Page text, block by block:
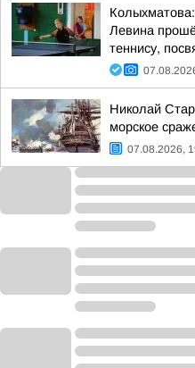
Левина
теннису,
Николай
морское
07.08.2026,